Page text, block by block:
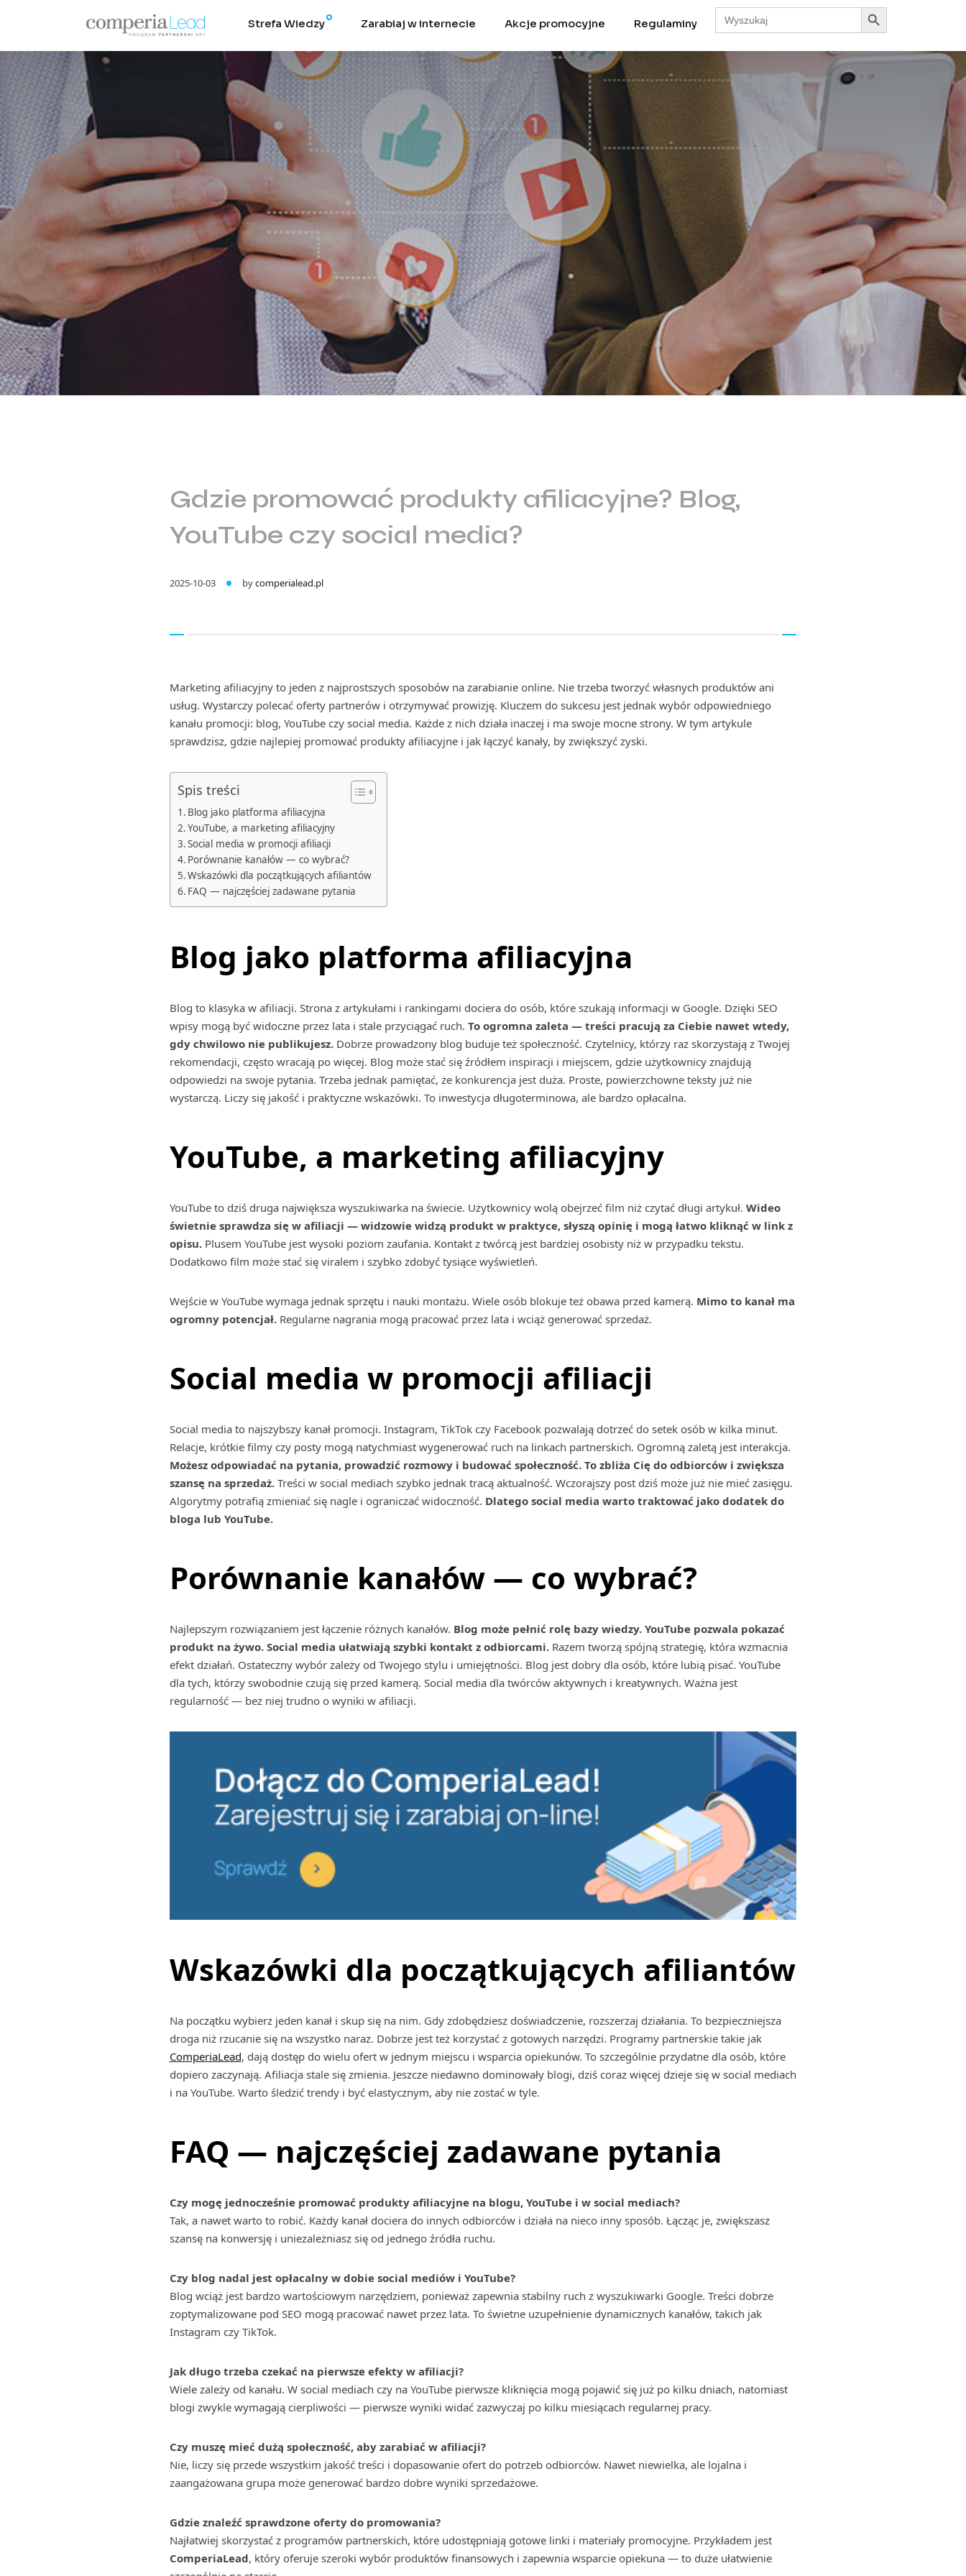
Strefa Wiedzy Zarabiaj w internecie Akcje promocyjne Regulaminy
Search
for:
Search Button
Gdzie promować produkty afiliacyjne? Blog,
YouTube czy social media?
2025-10-03 bycomperialead.pl
Marketing afiliacyjny to jeden z najprostszych sposobów na zarabianie online. Nie trzeba tworzyć własnych produktów ani
usług. Wystarczy polecać oferty partnerów i otrzymywać prowizję. Kluczem do sukcesu jest jednak wybór odpowiedniego
kanału promocji: blog, YouTube czy social media. Każde z nich działa inaczej i ma swoje mocne strony. W tym artykule
sprawdzisz, gdzie najlepiej promować produkty afiliacyjne i jak łączyć kanały, by zwiększyć zyski.
Spis treści
Blog jako platforma afiliacyjna
YouTube, a marketing afiliacyjny
Social media w promocji afiliacji
Porównanie kanałów — co wybrać?
Wskazówki dla początkujących afiliantów
FAQ — najczęściej zadawane pytania
Blog jako platforma afiliacyjna
Blog to klasyka w afiliacji. Strona z artykułami i rankingami dociera do osób, które szukają informacji w Google. Dzięki SEO
wpisy mogą być widoczne przez lata i stale przyciągać ruch. To ogromna zaleta — treści pracują za Ciebie nawet wtedy,
gdy chwilowo nie publikujesz.Dobrze prowadzony blog buduje też społeczność. Czytelnicy, którzy raz skorzystają z Twojej
rekomendacji, często wracają po więcej. Blog może stać się źródłem inspiracji i miejscem, gdzie użytkownicy znajdują
odpowiedzi na swoje pytania. Trzeba jednak pamiętać, że konkurencja jest duża. Proste, powierzchowne teksty już nie
wystarczą. Liczy się jakość i praktyczne wskazówki. To inwestycja długoterminowa, ale bardzo opłacalna.
YouTube, a marketing afiliacyjny
YouTube to dziś druga największa wyszukiwarka na świecie. Użytkownicy wolą obejrzeć film niż czytać długi artykuł. Wideo
świetnie sprawdza się w afiliacji — widzowie widzą produkt w praktyce, słyszą opinię i mogą łatwo kliknąć w link z
opisu.Plusem YouTube jest wysoki poziom zaufania. Kontakt z twórcą jest bardziej osobisty niż w przypadku tekstu.
Dodatkowo film może stać się viralem i szybko zdobyć tysiące wyświetleń.
Wejście w YouTube wymaga jednak sprzętu i nauki montażu. Wiele osób blokuje też obawa przed kamerą. Mimo to kanał ma
ogromny potencjał. Regularne nagrania mogą pracować przez lata i wciąż generować sprzedaż.
Social media w promocji afiliacji
Social media to najszybszy kanał promocji. Instagram, TikTok czy Facebook pozwalają dotrzeć do setek osób w kilka minut.
Relacje, krótkie filmy czy posty mogą natychmiast wygenerować ruch na linkach partnerskich. Ogromną zaletą jest interakcja.
Możesz odpowiadać na pytania, prowadzić rozmowy i budować społeczność. To zbliża Cię do odbiorców i zwiększa
szansę na sprzedaż.Treści w social mediach szybko jednak tracą aktualność. Wczorajszy post dziś może już nie mieć zasięgu.
Algorytmy potrafią zmieniać się nagle i ograniczać widoczność. Dlatego social media warto traktować jako dodatek do
bloga lub YouTube.
Porównanie kanałów — co wybrać?
Najlepszym rozwiązaniem jest łączenie różnych kanałów. Blog może pełnić rolę bazy wiedzy. YouTube pozwala pokazać
produkt na żywo. Social media ułatwiają szybki kontakt z odbiorcami.Razem tworzą spójną strategię, która wzmacnia
efekt działań. Ostateczny wybór zależy od Twojego stylu i umiejętności. Blog jest dobry dla osób, które lubią pisać. YouTube
dla tych, którzy swobodnie czują się przed kamerą. Social media dla twórców aktywnych i kreatywnych. Ważna jest
regularność — bez niej trudno o wyniki w afiliacji.
Wskazówki dla początkujących afiliantów
Na początku wybierz jeden kanał i skup się na nim. Gdy zdobędziesz doświadczenie, rozszerzaj działania. To bezpieczniejsza
droga niż rzucanie się na wszystko naraz. Dobrze jest też korzystać z gotowych narzędzi. Programy partnerskie takie jak
ComperiaLead, dają dostęp do wielu ofert w jednym miejscu i wsparcia opiekunów. To szczególnie przydatne dla osób, które
dopiero zaczynają. Afiliacja stale się zmienia. Jeszcze niedawno dominowały blogi, dziś coraz więcej dzieje się w social mediach
i na YouTube. Warto śledzić trendy i być elastycznym, aby nie zostać w tyle.
FAQ — najczęściej zadawane pytania
Czy mogę jednocześnie promować produkty afiliacyjne na blogu, YouTube i w social mediach?
Tak, a nawet warto to robić. Każdy kanał dociera do innych odbiorców i działa na nieco inny sposób. Łącząc je, zwiększasz
szansę na konwersję i uniezależniasz się od jednego źródła ruchu.
Czy blog nadal jest opłacalny w dobie social mediów i YouTube?
Blog wciąż jest bardzo wartościowym narzędziem, ponieważ zapewnia stabilny ruch z wyszukiwarki Google. Treści dobrze
zoptymalizowane pod SEO mogą pracować nawet przez lata. To świetne uzupełnienie dynamicznych kanałów, takich jak
Instagram czy TikTok.
Jak długo trzeba czekać na pierwsze efekty w afiliacji?
Wiele zależy od kanału. W social mediach czy na YouTube pierwsze kliknięcia mogą pojawić się już po kilku dniach, natomiast
blogi zwykle wymagają cierpliwości — pierwsze wyniki widać zazwyczaj po kilku miesiącach regularnej pracy.
Czy muszę mieć dużą społeczność, aby zarabiać w afiliacji?
Nie, liczy się przede wszystkim jakość treści i dopasowanie ofert do potrzeb odbiorców. Nawet niewielka, ale lojalna i
zaangażowana grupa może generować bardzo dobre wyniki sprzedażowe.
Gdzie znaleźć sprawdzone oferty do promowania?
Najłatwiej skorzystać z programów partnerskich, które udostępniają gotowe linki i materiały promocyjne. Przykładem jest
ComperiaLead, który oferuje szeroki wybór produktów finansowych i zapewnia wsparcie opiekuna — to duże ułatwienie